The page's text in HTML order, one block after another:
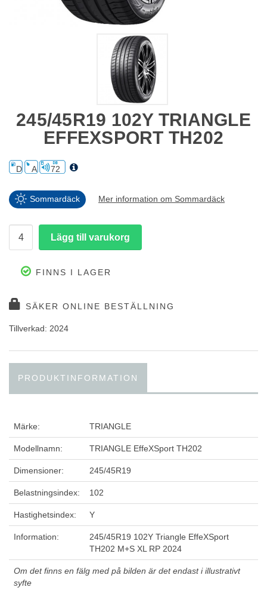
245/45R19 102Y TRIANGLE
EFFEXSPORT TH202
D A 72
Sommardäck Mer information om Sommardäck
FINNS I LAGER
SÄKER ONLINE BESTÄLLNING
Tillverkad: 2024
PRODUKTINFORMATION
Märke: TRIANGLE
Modellnamn: TRIANGLE EffeXSport TH202
Dimensioner: 245/45R19
Belastningsindex: 102
Hastighetsindex: Y
Information:
245/45R19 102Y Triangle EffeXSport
TH202 M+S XL RP 2024
Om det finns en fälg med på bilden är det endast i illustrativt
syfte